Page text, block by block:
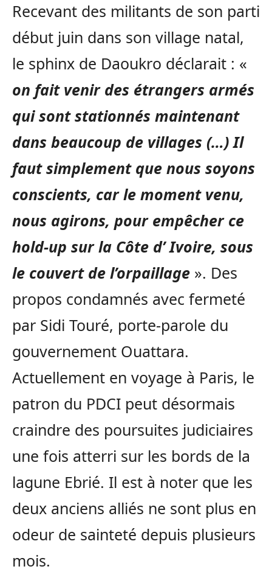
Recevant des militants de son parti
début juin dans son village natal,
le sphinx de Daoukro déclarait : «
on fait venir des étrangers armés
qui sont stationnés maintenant
dans beaucoup de villages (…) Il
faut simplement que nous soyons
conscients, car le moment venu,
nous agirons, pour empêcher ce
hold-up sur la Côte d’ Ivoire, sous
le couvert de l’orpaillage ». Des
propos condamnés avec fermeté
par Sidi Touré, porte-parole du
gouvernement Ouattara.
Actuellement en voyage à Paris, le
patron du PDCI peut désormais
craindre des poursuites judiciaires
une fois atterri sur les bords de la
lagune Ebrié. Il est à noter que les
deux anciens alliés ne sont plus en
odeur de sainteté depuis plusieurs
mois.